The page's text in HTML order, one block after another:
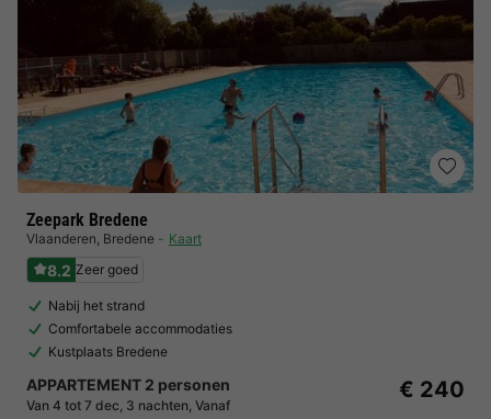
Zeepark Bredene
Vlaanderen, Bredene Kaart
8.2 Zeer goed
Nabij het strand
Comfortabele accommodaties
Kustplaats Bredene
APPARTEMENT 2 personen
Van 4 tot 7 dec, 3 nachten, Vanaf
€ 240